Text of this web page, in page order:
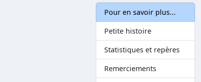
Pour en savoir plus...
Petite histoire
Statistiques et repères
Remerciements